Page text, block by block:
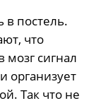
в постель.
что
мозг сигнал
организует
Так что не